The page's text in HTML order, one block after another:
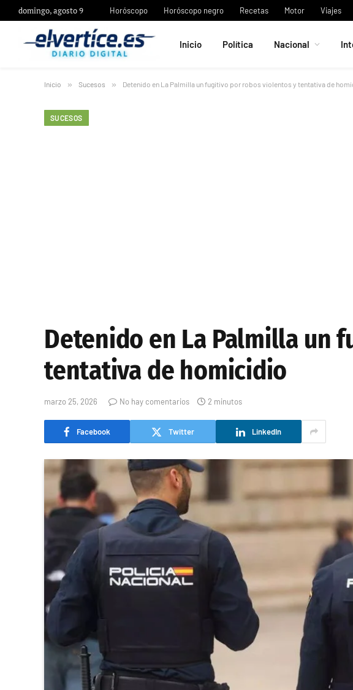
domingo, agosto 9 Horóscopo Horóscopo negro Recetas Motor Viajes
Inicio Política Nacional
Inicio » Sucesos » Detenido en La Palmilla un fugitivo por robos violentos y tentativa de
SUCESOS
Detenido en La Palmilla un
tentativa de homicidio
marzo 25, 2026 No hay comentarios 2 minutos
Facebook Twitter LinkedIn